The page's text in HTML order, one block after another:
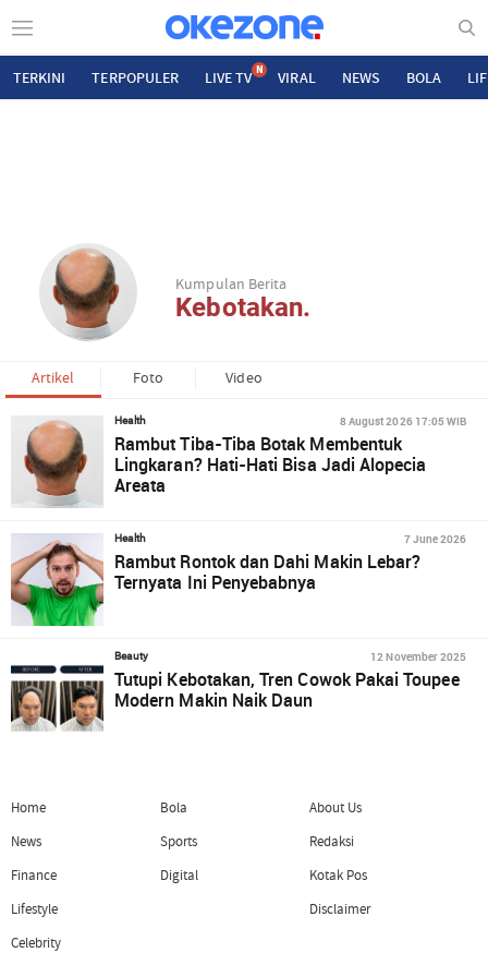
TERKINI TERPOPULER LIVE TV N VIRAL NEWS BOLA
Kumpulan Berita
Kebotakan.
Artikel Foto Video
Health 8 August 2026 17:05 WIB
Rambut Tiba-Tiba Botak Membentuk
Lingkaran? Hati-Hati Bisa Jadi Alopecia
Areata
Health 7 June 2026
Rambut Rontok dan Dahi Makin Lebar?
Ternyata Ini Penyebabnya
Beauty 12 November 2025
Tutupi Kebotakan, Tren Cowok Pakai Toupee
Modern Makin Naik Daun
Home
News
Finance
Lifestyle
Celebrity
Bola
Sports
Digital
About Us
Redaksi
Kotak Pos
Disclaimer